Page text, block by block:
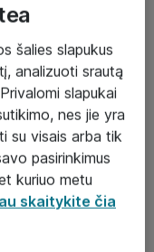
šalies slapukus
analizuoti srautą
slapukai
nes jie yra
su visais arba tik
pasirinkimus
kuriuo metu
skaitykite čia